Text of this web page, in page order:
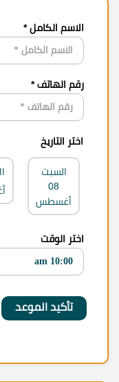
الاسم الكامل *
رقم الهاتف *
اختر التاريخ
السبت
08
أغسطس
اختر الوقت